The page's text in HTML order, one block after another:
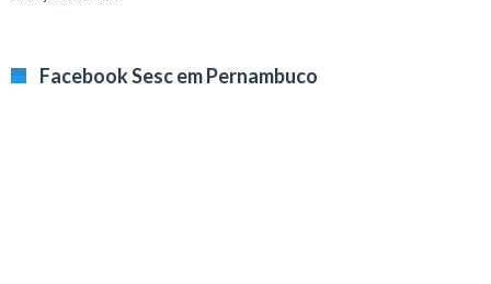
Facebook Sesc em Pernambuco